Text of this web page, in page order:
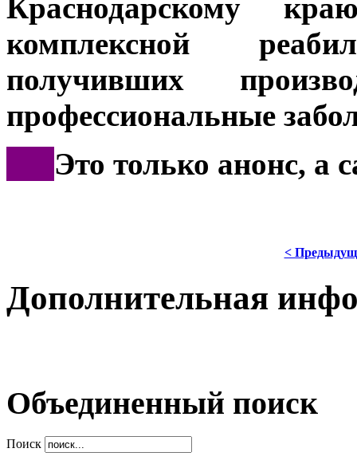
Краснодарскому
комплексной
получивших
профессиональные
Это только анонс, а
<
Дополнительная
Объединенный поиск
Поиск